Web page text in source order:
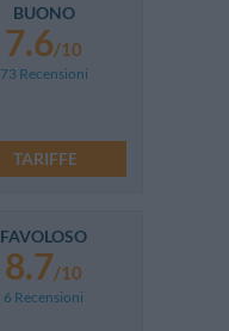
BUONO
7.6/10
73 Recensioni
TARIFFE
FAVOLOSO
8.7/10
6 Recensioni